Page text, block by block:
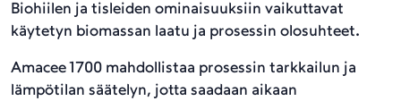
Biohiilen ja tisleiden ominaisuuksiin vaikuttavat
käytetyn biomassan laatu ja prosessin olosuhteet.
Amacee 1700 mahdollistaa prosessin tarkkailun ja
lämpötilan säätelyn, jotta saadaan aikaan